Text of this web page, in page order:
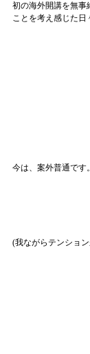
初の海外開講を無事
ことを考え感じた日
今は、案外普通です。
(我ながらテンショ